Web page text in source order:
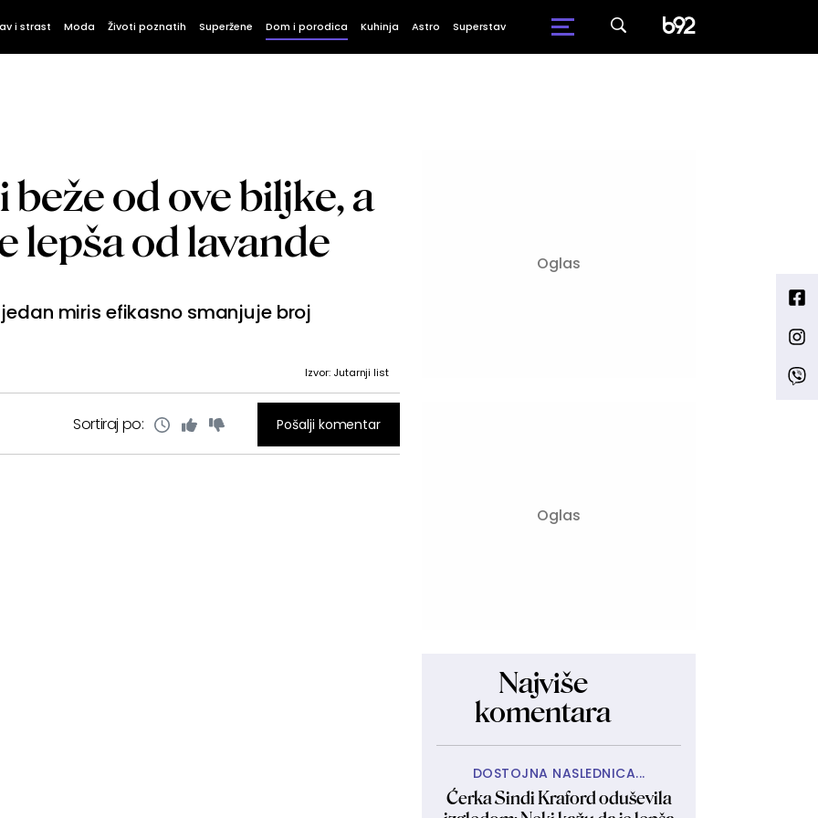
i strast Moda Životi poznatih Superžene Dom i porodica Kuhinja Astro Superstav
od ove biljke, a
lepša od lavande
miris efikasno smanjuje broj
Izvor: Jutarnji list
Sortiraj po: Pošalji komentar
Najviše
komentara
DOSTOJNA NASLEDNICA...
Ćerka Sindi Kraford oduševila